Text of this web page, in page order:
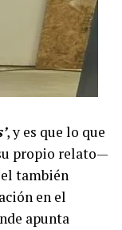
, y es que lo que
propio relato—
también
en el
apunta